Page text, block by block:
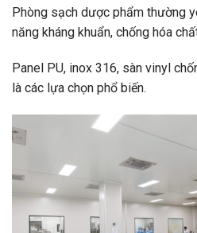
Phòng sạch dược phẩm thường
năng kháng khuẩn, chống hóa
Panel PU, inox 316, sàn vinyl
là các lựa chọn phổ biến.